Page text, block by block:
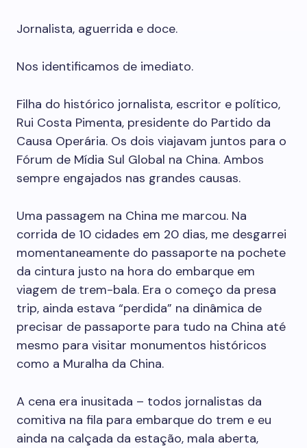
Jornalista, aguerrida e doce.
Nos identificamos de imediato.
Filha do histórico jornalista, escritor e político,
Rui Costa Pimenta, presidente do Partido da
Causa Operária. Os dois viajavam juntos para o
Fórum de Mídia Sul Global na China. Ambos
sempre engajados nas grandes causas.
Uma passagem na China me marcou. Na
corrida de 10 cidades em 20 dias, me desgarrei
momentaneamente do passaporte na pochete
da cintura justo na hora do embarque em
viagem de trem-bala. Era o começo da presa
trip, ainda estava “perdida” na dinâmica de
precisar de passaporte para tudo na China até
mesmo para visitar monumentos históricos
como a Muralha da China.
A cena era inusitada – todos jornalistas da
comitiva na fila para embarque do trem e eu
ainda na calçada da estação, mala aberta,